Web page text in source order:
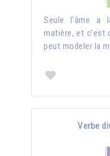
Seule l'âme a
matière, et c'est
peut modeler la
Verbe